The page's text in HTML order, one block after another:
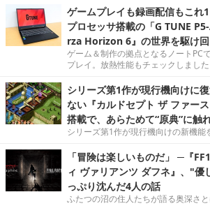
ゲームプレイも録画配信もこ
プロセッサ搭載の「G TUNE
rza Horizon 6』の世界を駆け
ゲーム＆制作の拠点となるノートPC
プレイ。放熱性能もチェックしました
シリーズ第1作が現行機向けに
ない『カルドセプト ザ ファー
搭載で、あらためて“原典”に触
シリーズ第1作が現行機向けの新機能
「冒険は楽しいものだ」 ─『
ィ ヴァリアンツ ダフネ』、"優
っぷり沈んだ4人の話
ふたつの沼の住人たちが語る奥深さと